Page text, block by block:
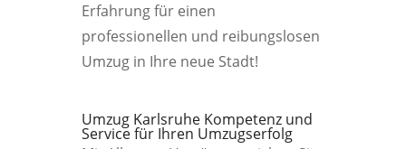
Erfahrung für einen
professionellen und reibungslosen
Umzug in Ihre neue Stadt!
Umzug Karlsruhe Kompetenz und
Service für Ihren Umzugserfolg